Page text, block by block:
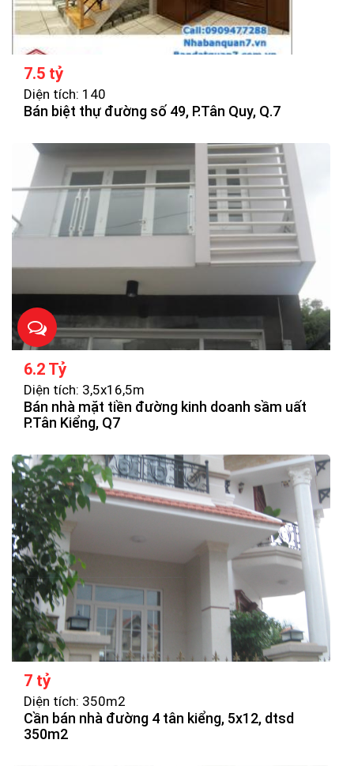
7.5 tỷ
Diện tích: 140
Bán biệt thự đường số 49, P.Tân Quy, Q.7
6.2 Tỷ
Diện tích: 3,5x16,5m
Bán nhà mặt tiền đường kinh doanh sầm uất
P.Tân Kiểng, Q7
7 tỷ
Diện tích: 350m2
Cần bán nhà đường 4 tân kiểng, 5x12, dtsd
350m2